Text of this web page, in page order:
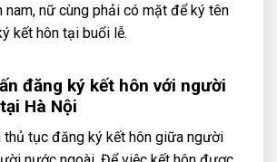
nam, nữ cùng phải có mặt để ký tên
kết hôn tại buổi lễ.
đăng ký kết hôn với người
Hà Nội
thủ tục đăng ký kết hôn giữa người